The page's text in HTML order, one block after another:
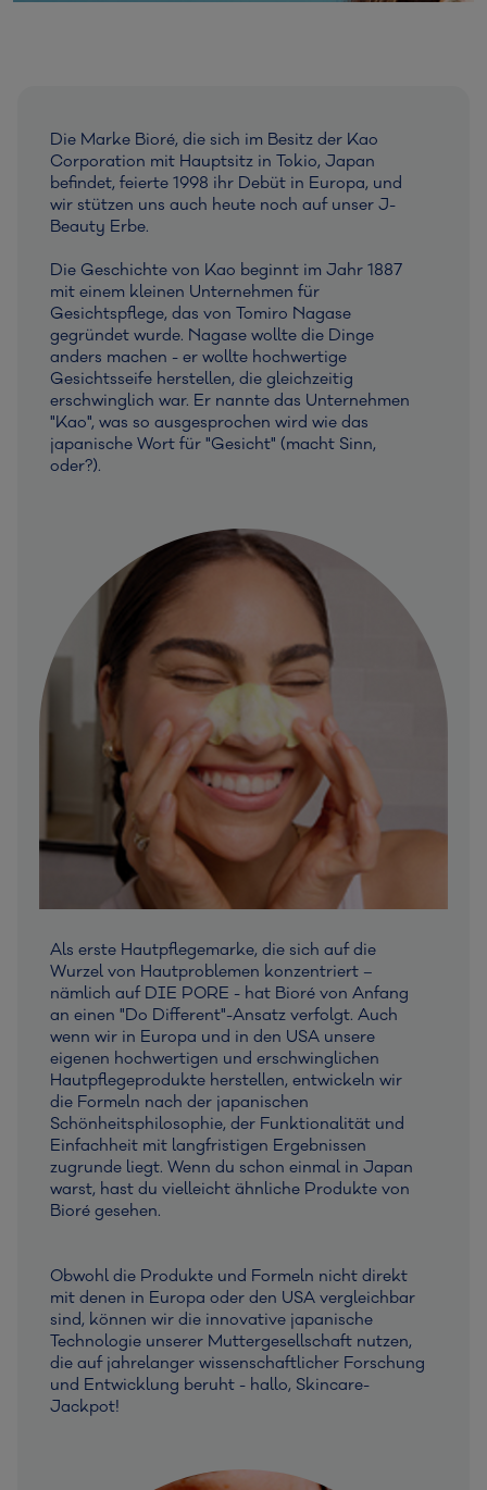
Die Marke Bioré, die sich im Besitz der Kao
Corporation mit Hauptsitz in Tokio, Japan
befindet, feierte 1998 ihr Debüt in Europa, und
wir stützen uns auch heute noch auf unser J-
Beauty Erbe.
Die Geschichte von Kao beginnt im Jahr 1887
mit einem kleinen Unternehmen für
Gesichtspflege, das von Tomiro Nagase
gegründet wurde. Nagase wollte die Dinge
anders machen - er wollte hochwertige
Gesichtsseife herstellen, die gleichzeitig
erschwinglich war. Er nannte das Unternehmen
"Kao", was so ausgesprochen wird wie das
japanische Wort für "Gesicht" (macht Sinn,
oder?).
Als erste Hautpflegemarke, die sich auf die
Wurzel von Hautproblemen konzentriert –
nämlich auf DIE PORE - hat Bioré von Anfang
an einen "Do Different"-Ansatz verfolgt. Auch
wenn wir in Europa und in den USA unsere
eigenen hochwertigen und erschwinglichen
Hautpflegeprodukte herstellen, entwickeln wir
die Formeln nach der japanischen
Schönheitsphilosophie, der Funktionalität und
Einfachheit mit langfristigen Ergebnissen
zugrunde liegt. Wenn du schon einmal in Japan
warst, hast du vielleicht ähnliche Produkte von
Bioré gesehen.
Obwohl die Produkte und Formeln nicht direkt
mit denen in Europa oder den USA vergleichbar
sind, können wir die innovative japanische
Technologie unserer Muttergesellschaft nutzen,
die auf jahrelanger wissenschaftlicher Forschung
und Entwicklung beruht - hallo, Skincare-
Jackpot!